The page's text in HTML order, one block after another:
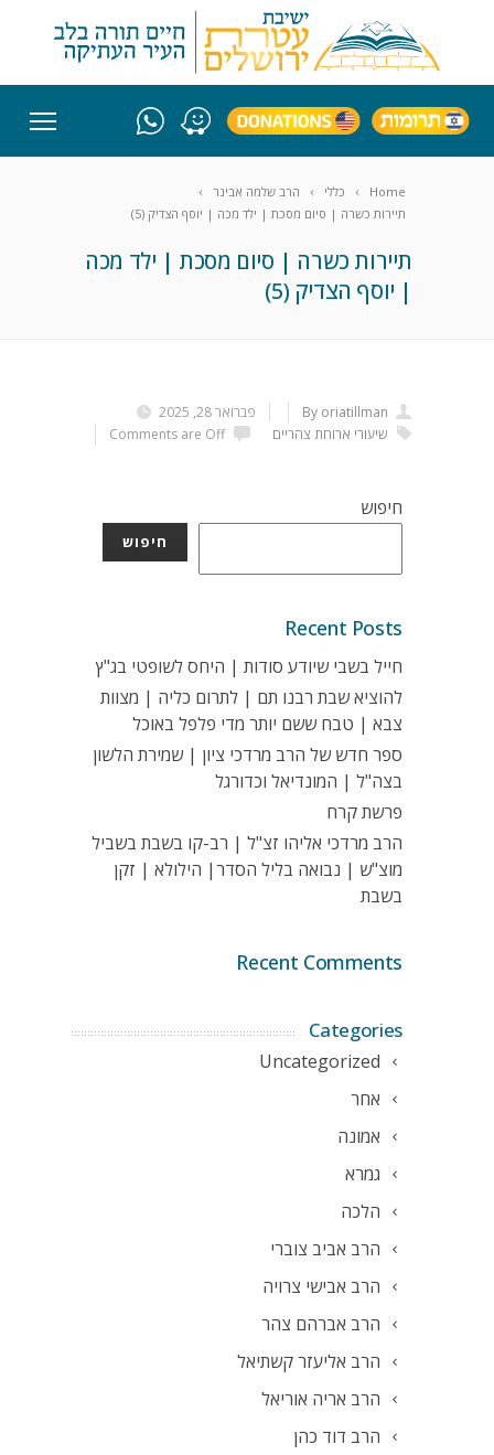
Home כללי
הרב שלמה אבינר
תיירות כשרה | סיום מסכת | ילד מכה | יוסף הצדיק (5)
תיירות כשרה | סיום מסכת | ילד מכה
| יוסף הצדיק (5)
פברואר 28, 2025
By oriatillman
Comments are Off
שיעורי ארוחת צהריים
חיפוש
חיפוש
Recent Posts
חייל בשבי שיודע סודות | היחס לשופטי בג"ץ
להוציא שבת רבנו תם | לתרום כליה | מצוות
צבא | טבח ששם יותר מדי פלפל באוכל
ספר חדש של הרב מרדכי ציון | שמירת הלשון
בצה"ל | המונדיאל וכדורגל
פרשת קרח
הרב מרדכי אליהו זצ"ל | רב-קו בשבת בשביל
מוצ"ש | נבואה בליל הסדר| הילולא | זקן
בשבת
Recent Comments
Categories
Uncategorized
אחר
אמונה
גמרא
הלכה
הרב אביב צוברי
הרב אבישי צרויה
הרב אברהם צהר
הרב אליעזר קשתיאל
הרב אריה אוריאל
הרב דוד כהן